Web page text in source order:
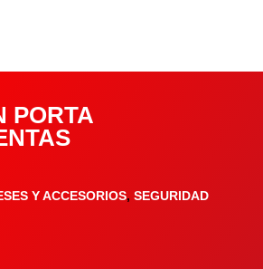
PORTA
Y ACCESORIOS, SEGURIDAD